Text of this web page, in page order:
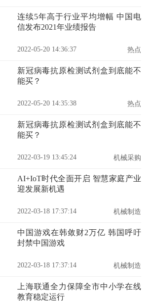
连续5年高于行业平均增幅 中国电
信发布2021年业绩报告
2022-05-20 14:36:37 热点
新冠病毒抗原检测试剂盒到底能不
能买？
2022-05-20 14:35:38 热点
新冠病毒抗原检测试剂盒到底能不
能买？
2022-03-19 13:45:24 机械采购
AI+IoT时代全面开启 智慧家庭产业
迎发展新机遇
2022-03-18 17:37:14 机械制造
中国游戏在韩敛财2万亿 韩国呼吁
封禁中国游戏
2022-03-18 17:37:14 机械制造
上海联通全力保障全市中小学在线
教育稳定运行